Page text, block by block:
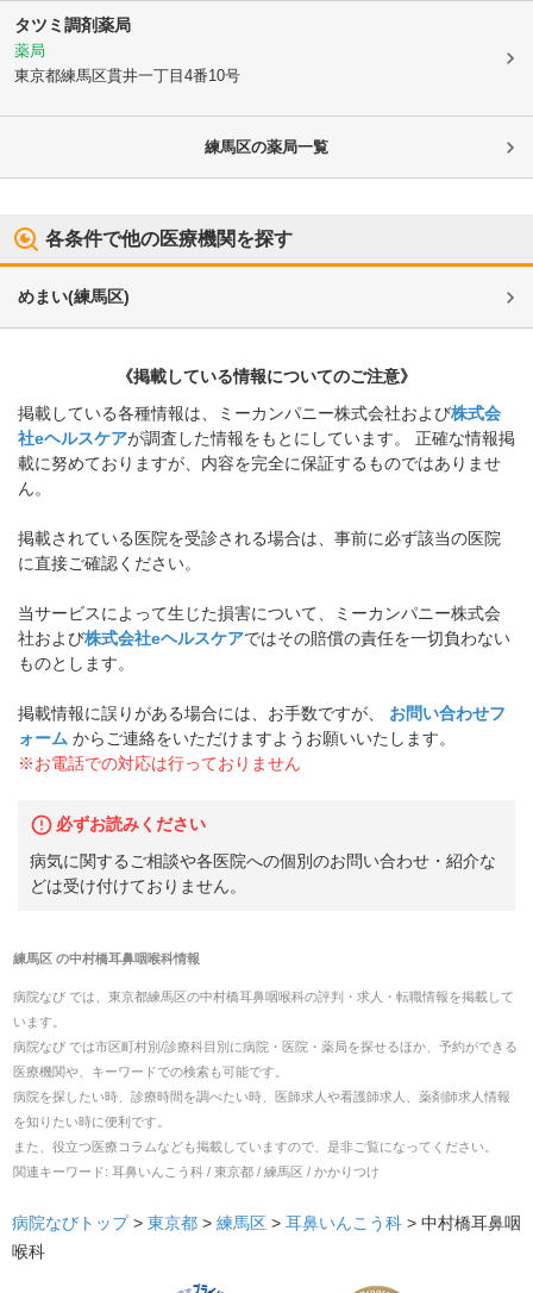
タツミ調剤薬局
薬局
東京都練馬区貫井一丁目4番10号
練馬区の薬局一覧
各条件で他の医療機関を探す
めまい(練馬区)
《掲載している情報についてのご注意》
掲載している各種情報は、ミーカンパニー株式会社および株式会
社eヘルスケアが調査した情報をもとにしています。 正確な情報掲
載に努めておりますが、内容を完全に保証するものではありませ
ん。
掲載されている医院を受診される場合は、事前に必ず該当の医院
に直接ご確認ください。
当サービスによって生じた損害について、ミーカンパニー株式会
社および株式会社eヘルスケアではその賠償の責任を一切負わない
ものとします。
掲載情報に誤りがある場合には、お手数ですが、
お問い合わせフ
ォーム からご連絡をいただけますようお願いいたします。
※お電話での対応は行っておりません
必ずお読みください
病気に関するご相談や各医院への個別のお問い合わせ・紹介な
どは受け付けておりません。
練馬区の中村橋耳鼻咽喉科情報
病院なび では、 東京都練馬区の中村橋耳鼻咽喉科の評判・求人・転職情報を掲載して
います。
病院なび では市区町村別/診療科目別に病院・医院・薬局を探せるほか、予約ができる
医療機関や、キーワードでの検索も可能です。
病院を探したい時、診療時間を調べたい時、医師求人や看護師求人、薬剤師求人情報
を知りたい時に便利です。
また、役立つ医療コラムなども掲載していますので、是非ご覧になってください。
関連キーワード: 耳鼻いんこう科 / 東京都 / 練馬区 / かかりつけ
病院なびトップ> 東京都 > 練馬区 > 耳鼻いんこう科 > 中村橋耳鼻咽
喉科